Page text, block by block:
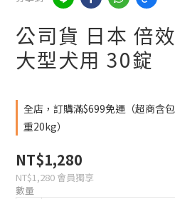
公司貨 日本 倍
大型犬用 30錠
全店，訂購滿$699免運（超商含
重20kg）
NT$1,280
NT$1,280 會員獨享
數量